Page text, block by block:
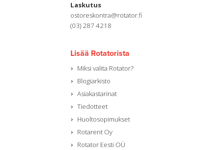
Laskutus
ostoreskontra@rotator.fi
(03) 287 4218
Lisää Rotatorista
Miksi valita Rotator?
Blogiarkisto
Asiakastarinat
Tiedotteet
Huoltosopimukset
Rotarent Oy
Rotator Eesti OÜ